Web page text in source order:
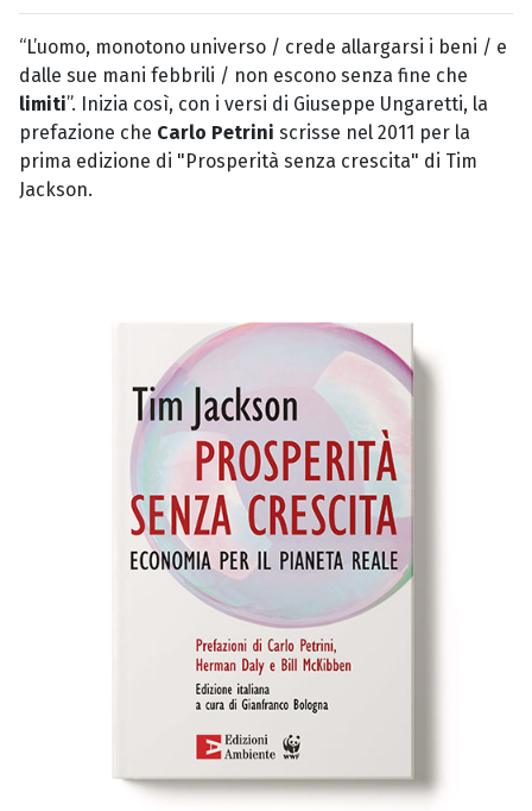
“L’uomo, monotono universo / crede allargarsi i beni / e
dalle sue mani febbrili / non escono senza fine che
limiti”. Inizia così, con i versi di Giuseppe Ungaretti, la
prefazione che Carlo Petrini scrisse nel 2011 per la
prima edizione di "Prosperità senza crescita" di Tim
Jackson.